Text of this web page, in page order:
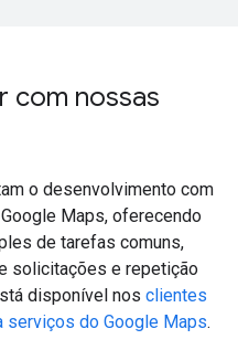
com nossas
o desenvolvimento com
Maps, oferecendo
de tarefas comuns,
solicitações e repetição
disponível nos clientes
serviços do Google Maps.